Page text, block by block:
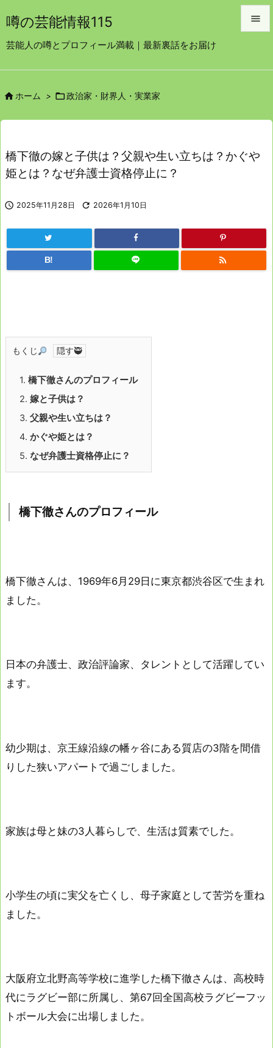
噂の芸能情報115
芸能人の噂とプロフィール満載｜最新裏話をお届け

前へ
次へ
ホーム > 政治家・財界人・実業家
橋下徹の嫁と子供は？父親や生い立ちは？かぐや
姫とは？なぜ弁護士資格停止に？
 2025年11月28日  2026年1月10日
B! 
もくじ
1. 橋下徹さんのプロフィール
2. 嫁と子供は？
3. 父親や生い立ちは？
4. かぐや姫とは？
5. なぜ弁護士資格停止に？
橋下徹さんのプロフィール
橋下徹さんは、1969年6月29日に東京都渋谷区で生まれ
ました。
日本の弁護士、政治評論家、タレントとして活躍してい
ます。
幼少期は、京王線沿線の幡ヶ谷にある質店の3階を間借
りした狭いアパートで過ごしました。
家族は母と妹の3人暮らしで、生活は質素でした。
小学生の頃に実父を亡くし、母子家庭として苦労を重ね
ました。
大阪府立北野高等学校に進学した橋下徹さんは、高校時
代にラグビー部に所属し、第67回全国高校ラグビーフッ
トボール大会に出場しました。